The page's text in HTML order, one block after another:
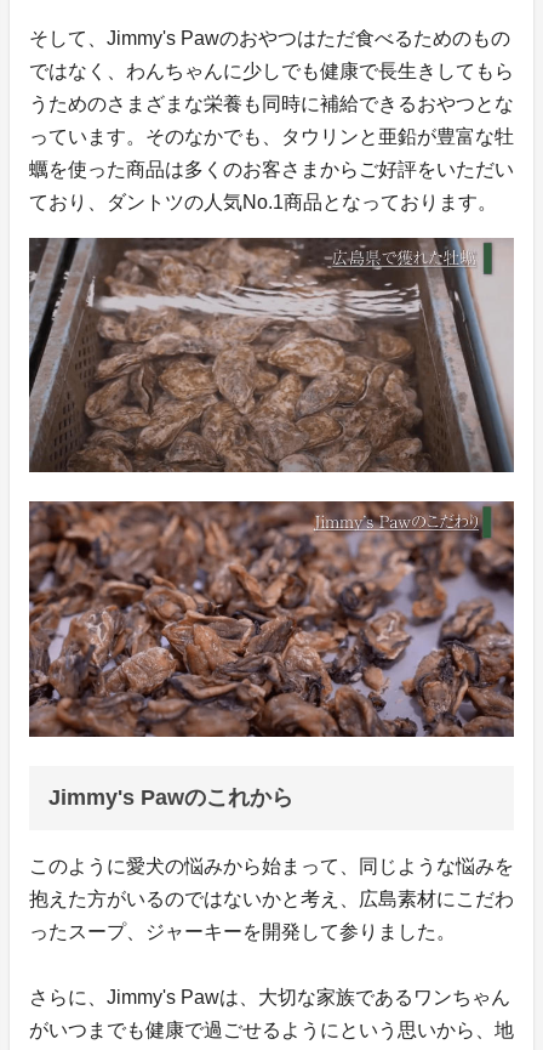
そして、Jimmy's Pawのおやつはただ食べるためのもの
ではなく、わんちゃんに少しでも健康で長生きしてもら
うためのさまざまな栄養も同時に補給できるおやつとな
っています。そのなかでも、タウリンと亜鉛が豊富な牡
蠣を使った商品は多くのお客さまからご好評をいただい
ており、ダントツの人気No.1商品となっております。
Jimmy's Pawのこれから
このように愛犬の悩みから始まって、同じような悩みを
抱えた方がいるのではないかと考え、広島素材にこだわ
ったスープ、ジャーキーを開発して参りました。
さらに、Jimmy's Pawは、大切な家族であるワンちゃん
がいつまでも健康で過ごせるようにという思いから、地